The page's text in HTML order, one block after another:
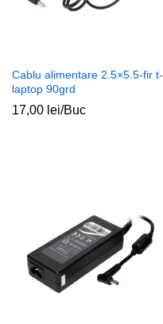
Cablu alimentare 2.5×5.5-fir t-
laptop 90grd
17,00 lei/Buc